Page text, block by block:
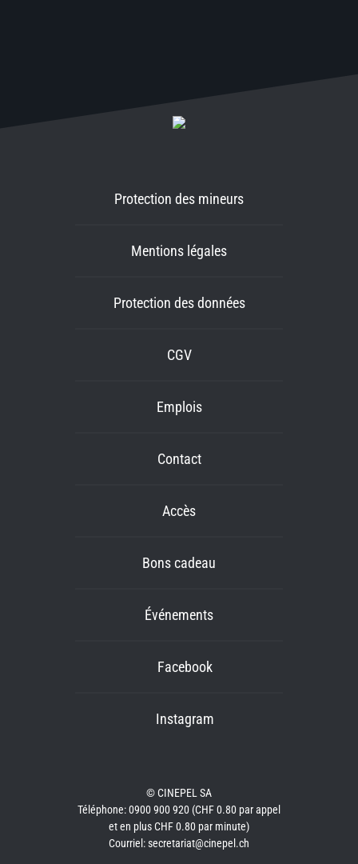
Protection des mineurs
Mentions légales
Protection des données
CGV
Emplois
Contact
Accès
Bons cadeau
Événements
Facebook
Instagram
© CINEPEL SA
Téléphone: 0900 900 920 (CHF 0.80 par appel
et en plus CHF 0.80 par minute)
Courriel: secretariat@cinepel.ch